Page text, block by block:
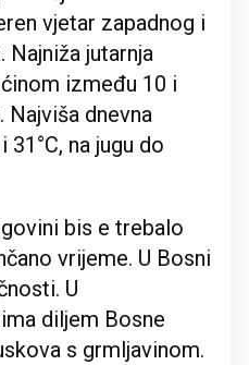
vjetar zapadnog i
Najniža jutarnja
između 10 i
Najviša dnevna
na jugu do
bis e trebalo
vrijeme. U Bosni
U
diljem Bosne
s grmljavinom.